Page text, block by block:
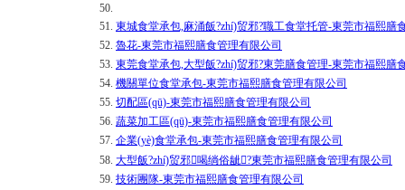
50.
51. 東城食堂承包,麻涌飯?zhí)贸邪?職工食堂托管-東莞市福熙膳
52. 魯花-東莞市福熙膳食管理有限公司
53. 東莞食堂承包,大型飯?zhí)贸邪?東莞膳食管理-東莞市福熙膳
54. 機關單位食堂承包-東莞市福熙膳食管理有限公司
55. 切配區(qū)-東莞市福熙膳食管理有限公司
56. 蔬菜加工區(qū)-東莞市福熙膳食管理有限公司
57. 企業(yè)食堂承包-東莞市福熙膳食管理有限公司
58. 大型飯?zhí)贸邪喝绱俗龇?東莞市福熙膳食管理有限公司
59. 技術團隊-東莞市福熙膳食管理有限公司